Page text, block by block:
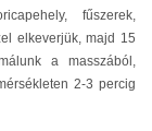
fűszerek,
elkeverjük, majd 15
a masszából,
2-3 percig